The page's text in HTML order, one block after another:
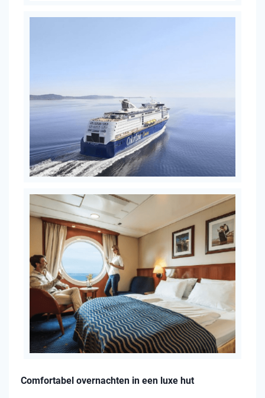
Comfortabel overnachten in een luxe hut